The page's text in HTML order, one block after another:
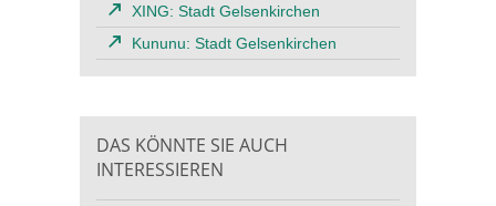
XING: Stadt Gelsenkirchen
Kununu: Stadt Gelsenkirchen
DAS KÖNNTE SIE AUCH
INTERESSIEREN